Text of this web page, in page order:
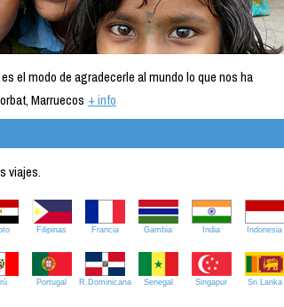
el modo de agradecerle al mundo lo que nos ha
Marruecos + info
viajes.
Filipinas Francia Gambia India Indonesia
Portugal R.Dominicana Senegal Singapur Sri Lanka